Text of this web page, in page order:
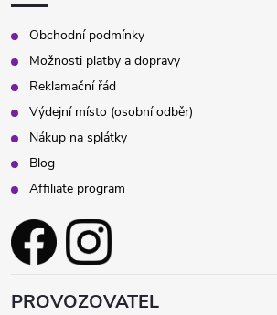
Obchodní podmínky
Možnosti platby a dopravy
Reklamační řád
Výdejní místo (osobní odběr)
Nákup na splátky
Blog
Affiliate program
PROVOZOVATEL